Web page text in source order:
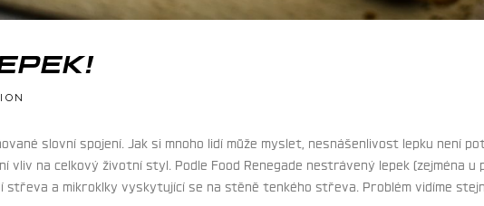
slovní spojení. Jak si mnoho lidí může myslet, nesnášenlivost lepku není
na celkový životní styl. Podle Food Renegade nestrávený lepek (zejména u
a mikroklky vyskytující se na stěně tenkého střeva. Problém vidíme